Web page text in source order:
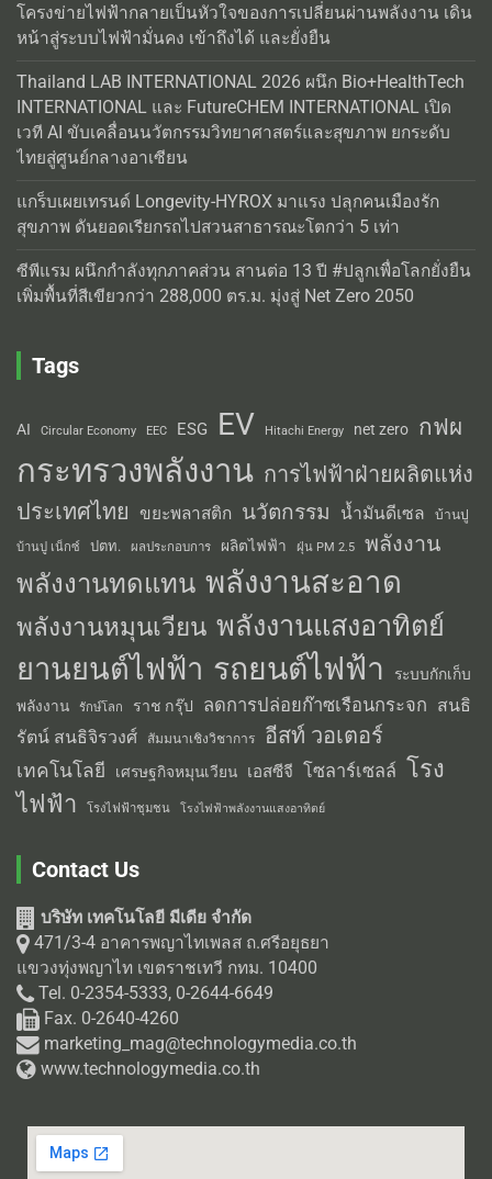
โครงข่ายไฟฟ้ากลายเป็นหัวใจของการเปลี่ยนผ่านพลังงาน เดิน
หน้าสู่ระบบไฟฟ้ามั่นคง เข้าถึงได้ และยั่งยืน
Thailand LAB INTERNATIONAL 2026 ผนึก Bio+HealthTech
INTERNATIONAL และ FutureCHEM INTERNATIONAL เปิด
เวที AI ขับเคลื่อนนวัตกรรมวิทยาศาสตร์และสุขภาพ ยกระดับ
ไทยสู่ศูนย์กลางอาเซียน
แกร็บเผยเทรนด์ Longevity-HYROX มาแรง ปลุกคนเมืองรัก
สุขภาพ ดันยอดเรียกรถไปสวนสาธารณะโตกว่า 5 เท่า
ซีพีแรม ผนึกกำลังทุกภาคส่วน สานต่อ 13 ปี #ปลูกเพื่อโลกยั่งยืน
เพิ่มพื้นที่สีเขียวกว่า 288,000 ตร.ม. มุ่งสู่ Net Zero 2050
Tags
AI Circular Economy EEC ESG EV Hitachi Energy net zero กฟผ
กระทรวงพลังงาน การไฟฟ้าฝ่ายผลิตแห่ง
ประเทศไทย
ขยะพลาสติก นวัตกรรม น้ำมันดีเซล บ้านปู
บ้านปู เน็กซ์ ปตท. ผลประกอบการ ผลิตไฟฟ้า ฝุ่น PM 2.5 พลังงาน
พลังงานทดแทน พลังงานสะอาด
พลังงานหมุนเวียน พลังงานแสงอาทิตย์
ยานยนต์ไฟฟ้า รถยนต์ไฟฟ้า
ระบบกักเก็บ
พลังงาน
รักษ์โลก ราช กรุ๊ป ลดการปล่อยก๊าซเรือนกระจก สนธิ
รัตน์ สนธิจิรวงศ์
สัมมนาเชิงวิชาการ อีสท์ วอเตอร์
เทคโนโลยี เศรษฐกิจหมุนเวียน เอสซีจี โซลาร์เซลล์ โรง
ไฟฟ้า
โรงไฟฟ้าชุมชน โรงไฟฟ้าพลังงานแสงอาทิตย์
Contact Us
บริษัท เทคโนโลยี มีเดีย จำกัด
471/3-4 อาคารพญาไทเพลส ถ.ศรีอยุธยา
แขวงทุ่งพญาไท เขตราชเทวี กทม. 10400
Tel. 0-2354-5333, 0-2644-6649
Fax. 0-2640-4260
marketing_mag@technologymedia.co.th
www.technologymedia.co.th